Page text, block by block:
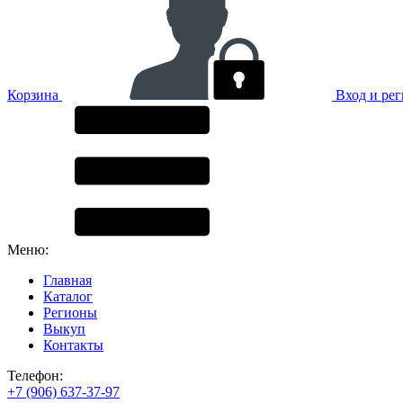
Корзина Вход и
Меню:
Главная
Каталог
Регионы
Выкуп
Контакты
Телефон:
+7 (906) 637-37-97